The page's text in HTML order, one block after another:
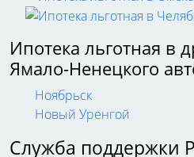
Ипотека льготная в
Ямало-Ненецкого
Ноябрьск
Новый Уренгой
Служба поддержки